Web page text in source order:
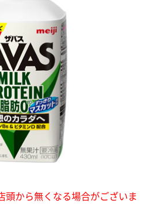
頭から無くなる場合がございま